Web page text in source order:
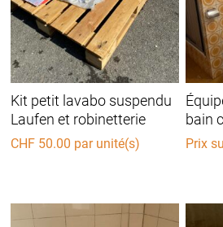
Kit petit lavabo suspendu
Laufen et robinetterie
CHF 50.00 par unité(s)
bain
Prix